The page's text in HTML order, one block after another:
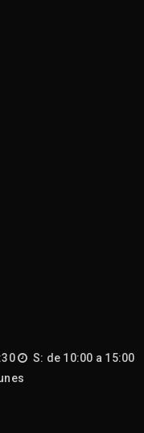
S: de 10:00 a 15:00